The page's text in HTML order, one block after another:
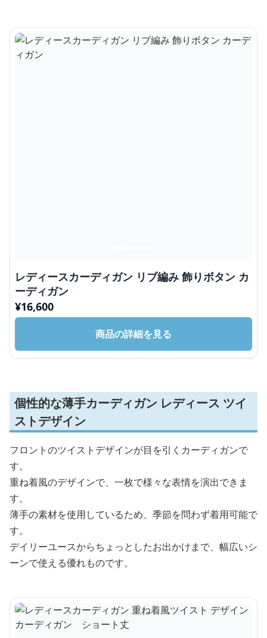
レディースカーディガン リブ編み 飾りボタン カ
ーディガン
¥16,600
商品の詳細を見る
個性的な薄手カーディガン レディース ツイ
ストデザイン
フロントのツイストデザインが目を引くカーディガンで
す。
重ね着風のデザインで、一枚で様々な表情を演出できま
す。
薄手の素材を使用しているため、季節を問わず着用可能で
す。
デイリーユースからちょっとしたお出かけまで、幅広いシ
ーンで使える優れものです。